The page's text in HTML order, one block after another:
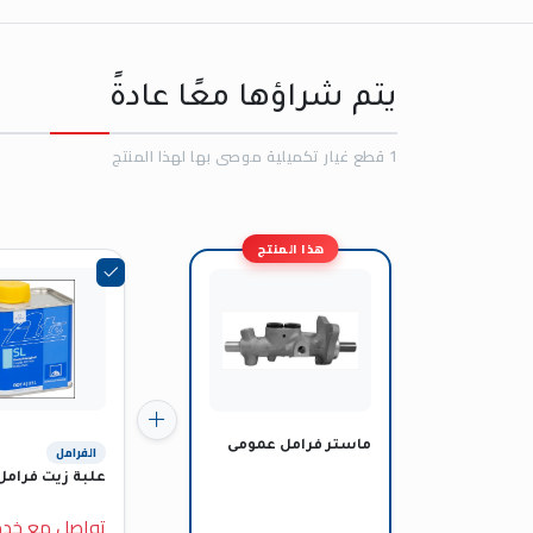
يتم شراؤها معًا عادةً
1 قطع غيار تكميلية موصى بها لهذا المنتج
هذا المنتج
ماستر فرامل عمومى الفرامل
علبة زيت